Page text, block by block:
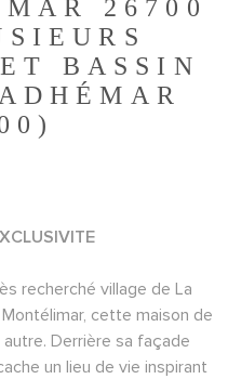
26700
BASSIN
recherché village de La
cette maison de
Derrière sa façade
un lieu de vie inspirant